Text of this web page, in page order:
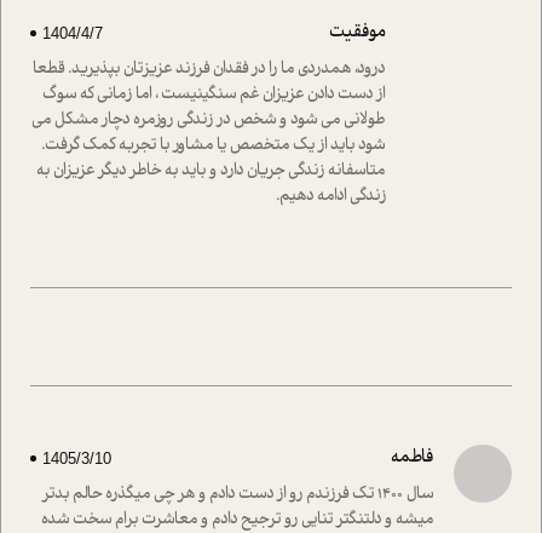
موفقیت 1404/4/7
درود، همدردی ما را در فقدان فرزند عزیزتان بپذیرید. قطعا
از دست دادن عزیزان غم سنگینیست ، اما زمانی که سوگ
طولانی می شود و شخص در زندگی روزمره دچار مشکل می
شود باید از یک متخصص یا مشاور با تجربه کمک گرفت.
متاسفانه زندگی جریان دارد و باید به خاطر دیگر عزیزان به
زندگی ادامه دهیم.
فاطمه 1405/3/10
سال ۱۴۰۰ تک فرزندم رو از دست دادم و هر چی میگذره حالم بدتر
میشه و دلتنگتر تنایی رو ترجیح دادم و معاشرت برام سخت شده